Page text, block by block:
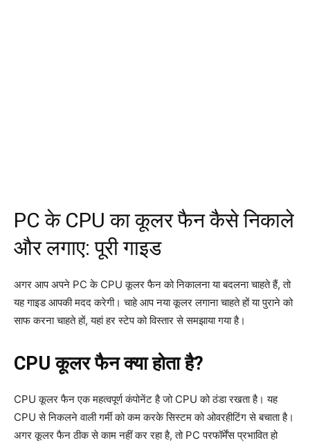
PC के CPU का कूलर फैन कैसे निकाले
और लगाए: पूरी गाइड
अगर आप अपने PC के CPU कूलर फैन को निकालना या बदलना चाहते हैं, तो
यह गाइड आपकी मदद करेगी। चाहे आप नया कूलर लगाना चाहते हों या पुराने को
साफ करना चाहते हों, यहां हर स्टेप को विस्तार से समझाया गया है।
CPU कूलर फैन क्या होता है?
CPU कूलर फैन एक महत्वपूर्ण कंपोनेंट है जो CPU को ठंडा रखता है। यह
CPU से निकलने वाली गर्मी को कम करके सिस्टम को ओवरहीटिंग से बचाता है।
अगर कूलर फैन ठीक से काम नहीं कर रहा है, तो PC परफॉर्मेंस प्रभावित हो